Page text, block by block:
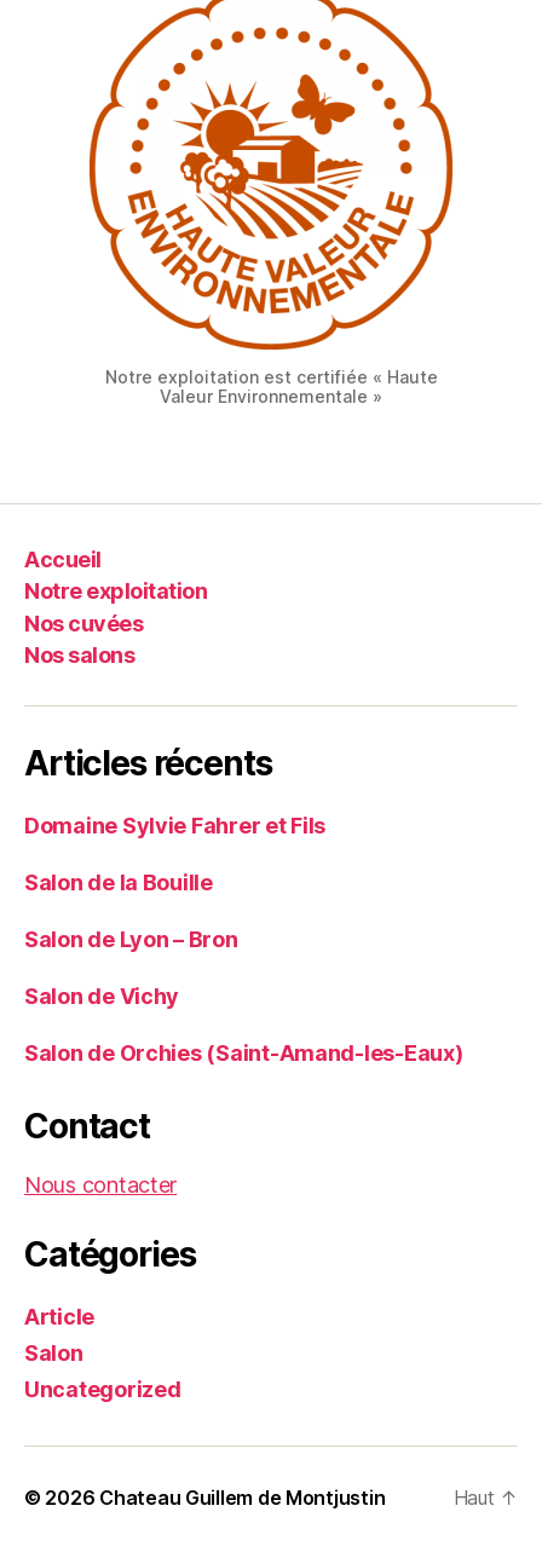
Notre exploitation est certifiée « Haute
Valeur Environnementale »
Accueil
Notre exploitation
Nos cuvées
Nos salons
Articles récents
Domaine Sylvie Fahrer et Fils
Salon de la Bouille
Salon de Lyon – Bron
Salon de Vichy
Salon de Orchies (Saint-Amand-les-Eaux)
Contact
Nous contacter
Catégories
Article
Salon
Uncategorized
© 2026 Chateau Guillem de Montjustin Haut ↑